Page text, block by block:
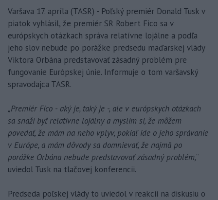
Varšava 17. apríla (TASR) - Poľský premiér Donald Tusk v
piatok vyhlásil, že premiér SR Robert Fico sa v
európskych otázkach správa relatívne lojálne a podľa
jeho slov nebude po porážke predsedu maďarskej vlády
Viktora Orbána predstavovať zásadný problém pre
fungovanie Európskej únie. Informuje o tom varšavský
spravodajca TASR.
„Premiér Fico - aký je, taký je -, ale v európskych otázkach
sa snaží byť relatívne lojálny a myslím si, že môžem
povedať, že mám na neho vplyv, pokiaľ ide o jeho správanie
v Európe, a mám dôvody sa domnievať, že najmä po
porážke Orbána nebude predstavovať zásadný problém,“
uviedol Tusk na tlačovej konferencii.
Predseda poľskej vlády to uviedol v reakcii na diskusiu o